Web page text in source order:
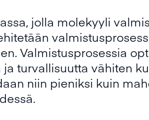
jolla molekyyli
Valmistusprosessia
turvallisuutta vähiten
niin pieniksi kuin